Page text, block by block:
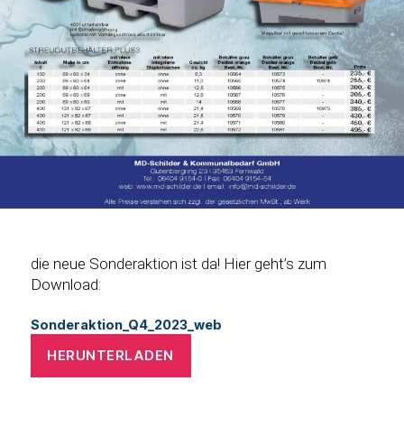
die neue Sonderaktion ist da! Hier geht’s zum
Download:
Sonderaktion_Q4_2023_web
HERUNTERLADEN